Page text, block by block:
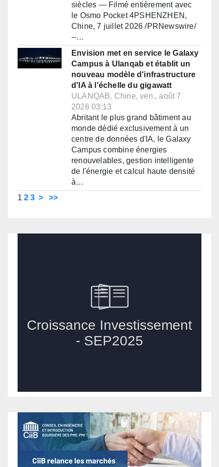
siècles — Filmé entièrement avec
le Osmo Pocket 4PSHENZHEN,
Chine, 7 juillet 2026 /PRNewswire/
--…
Envision met en service le Galaxy
Campus à Ulanqab et établit un
nouveau modèle d'infrastructure
d'IA à l'échelle du gigawatt
ULANQAB, Chine, ven., août 7
2026 03:13
Abritant le plus grand bâtiment au
monde dédié exclusivement à un
centre de données d'IA, le Galaxy
Campus combine énergies
renouvelables, gestion intelligente
de l'énergie et calcul haute densité
à…
1 2 3 > >>